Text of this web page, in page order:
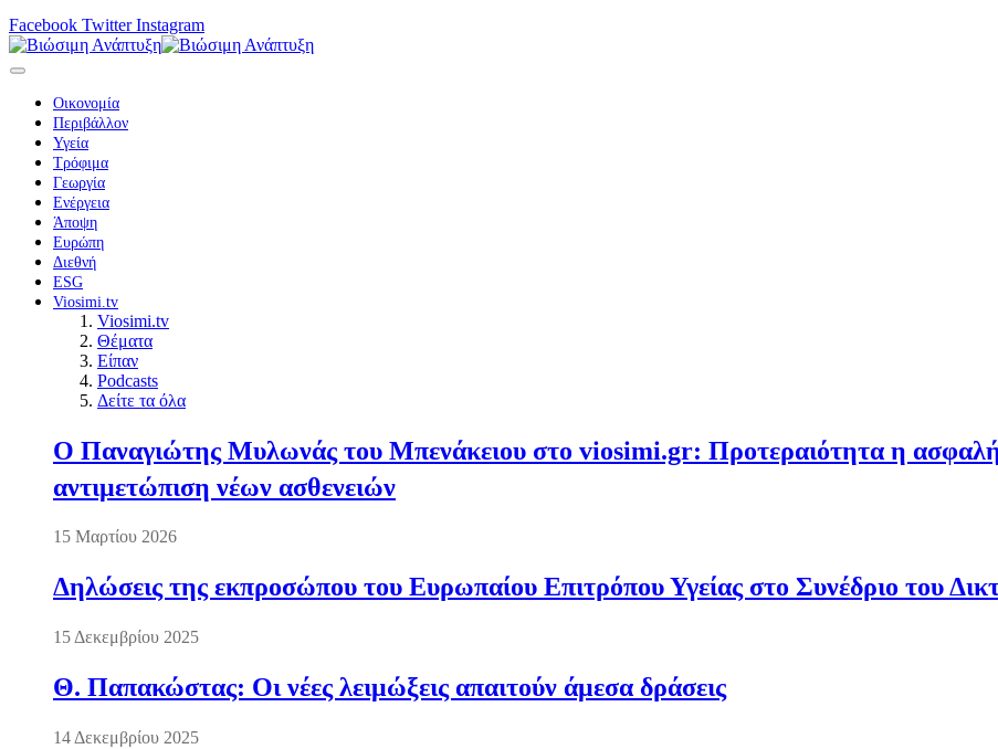
Facebook Twitter Instagram
Οικονομία
Περιβάλλον
Υγεία
Τρόφιμα
Γεωργία
Ενέργεια
Άποψη
Ευρώπη
Διεθνή
ESG
Viosimi.tv
Viosimi.tv
Θέματα
Είπαν
Podcasts
Δείτε τα όλα
Ο Παναγιώτης Μυλωνάς του Μπενάκειου στο viosimi.gr: Προτεραιότητα η
αντιμετώπιση νέων ασθενειών
15 Μαρτίου 2026
Δηλώσεις της εκπροσώπου του Ευρωπαίου Επιτρόπου Υγείας στο Συνέδριο του
15 Δεκεμβρίου 2025
Θ. Παπακώστας: Οι νέες λειμώξεις απαιτούν άμεσα δράσεις
14 Δεκεμβρίου 2025